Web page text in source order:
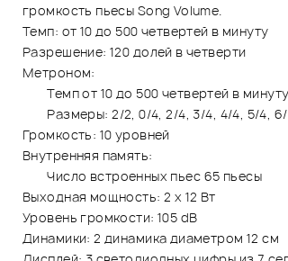
громкость пьесы Song Volume.
Темп: от 10 до 500 четвертей в минуту
Разрешение: 120 долей в четверти
Метроном:
Темп от 10 до 500 четвертей в минуту
Размеры: 2/2, 0/4, 2/4, 3/4, 4/4, 5/4, 6/
Громкость: 10 уровней
Внутренняя память:
Число встроенных пьес 65 пьесы
Выходная мощность: 2 х 12 Вт
Уровень громкости: 105 dB
Динамики: 2 динамика диаметром 12 см